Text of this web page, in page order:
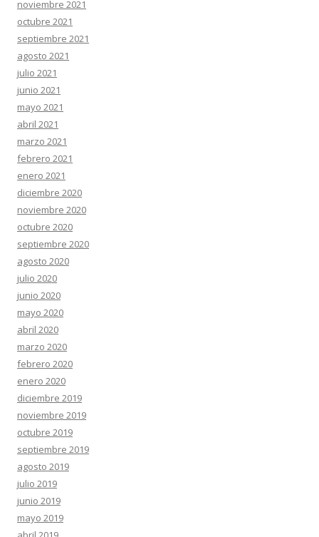
noviembre 2021
octubre 2021
septiembre 2021
agosto 2021
julio 2021
junio 2021
mayo 2021
abril 2021
marzo 2021
febrero 2021
enero 2021
diciembre 2020
noviembre 2020
octubre 2020
septiembre 2020
agosto 2020
julio 2020
junio 2020
mayo 2020
abril 2020
marzo 2020
febrero 2020
enero 2020
diciembre 2019
noviembre 2019
octubre 2019
septiembre 2019
agosto 2019
julio 2019
junio 2019
mayo 2019